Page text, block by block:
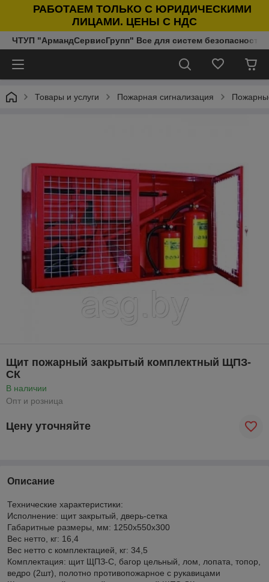
РАБОТАЕМ ТОЛЬКО С ЮРИДИЧЕСКИМИ
ЛИЦАМИ. ЦЕНЫ С НДС
ЧТУП "АрмандСервисГрупп" Все для систем безопасности
Товары и услуги Пожарная сигнализация
Щит пожарный закрытый комплектный ЩПЗ-
СК
В наличии
Опт и розница
Цену уточняйте
Описание
Технические характеристики:
Исполнение: щит закрытый, дверь-сетка
Габаритные размеры, мм: 1250x550x300
Вес нетто, кг: 16,4
Вес нетто с комплектацией, кг: 34,5
Комплектация: щит ЩПЗ-С, багор цельный, лом, лопата, топор,
ведро (2шт), полотно противопожарное с рукавицами